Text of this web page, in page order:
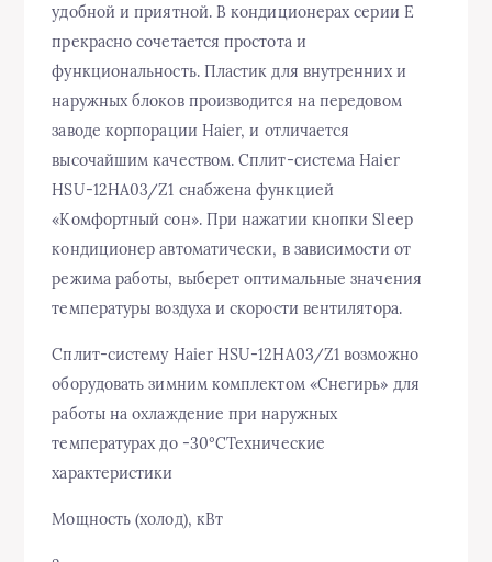
удобной и приятной. В кондиционерах серии E
прекрасно сочетается простота и
функциональность. Пластик для внутренних и
наружных блоков производится на передовом
заводе корпорации Haier, и отличается
высочайшим качеством. Сплит-система Haier
HSU-12HA03/Z1 снабжена функцией
«Комфортный сон». При нажатии кнопки Sleep
кондиционер автоматически, в зависимости от
режима работы, выберет оптимальные значения
температуры воздуха и скорости вентилятора.
Сплит-систему Haier HSU-12HA03/Z1 возможно
оборудовать зимним комплектом «Снегирь» для
работы на охлаждение при наружных
температурах до -30°СТехнические
характеристики
Мощность (холод), кВт